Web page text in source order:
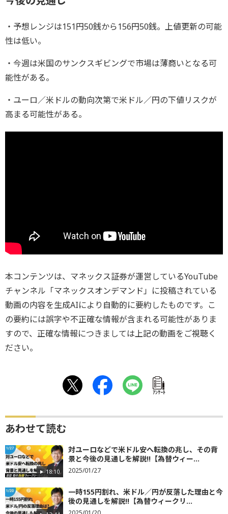
・予想レンジは151円50銭から156円50銭。上値更新の可能
性は低い。
・今週は米国のサンクスギビングで市場は薄商いとなる可
能性がある。
・ユーロ／米ドルの動向次第で米ドル／円の下値リスクが
高まる可能性がある。
本コンテンツは、マネックス証券が運営しているYouTube
チャンネル「マネックスオンデマンド」に投稿されている
動画の内容を生成AIにより自動的に要約したものです。こ
の要約には誤字や不正確な情報が含まれる可能性がありま
すので、正確な情報につきましては上記の動画をご視聴く
ださい。
ｱﾝｹｰﾄ
あわせて読む
18:10
対ユーロなどで米ドル安へ転換の兆し、その背
景と今後の見通しを解説!!【為替ウィー...
2025/01/27
一時155円割れ、米ドル／円が反落した理由と今
後の見通しを解説!!【為替ウィークリ...